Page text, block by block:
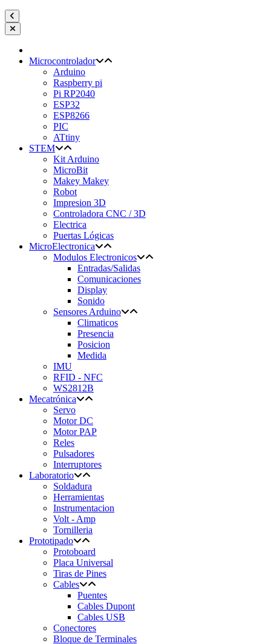
Microcontrolador
Arduino
Raspberry pi
Pi RP2040
ESP32
ESP8266
PIC
ATtiny
STEM
Kit Arduino
MicroBit
Makey Makey
Robot
Impresion 3D
Controladora CNC / 3D
Electrica
Puertas Lógicas
MicroElectronica
Modulos Electronicos
Entradas/Salidas
Comunicaciones
Display
Sonido
Sensores Arduino
Climaticos
Presencia
Posicion
Medida
IMU
RFID - NFC
WS2812B
Mecatrónica
Servo
Motor DC
Motor PAP
Reles
Pulsadores
Interruptores
Laboratorio
Soldadura
Herramientas
Instrumentacion
Volt - Amp
Tornilleria
Prototipado
Protoboard
Placa Universal
Tiras de Pines
Cables
Puentes
Cables Dupont
Cables USB
Conectores
Bloque de Terminales